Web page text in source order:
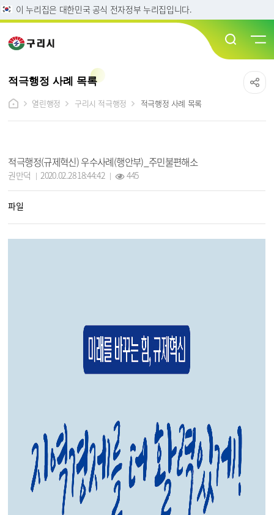
이 누리집은 대한민국 공식 전자정부 누리집입니다.
적극행정 사례 목록
열린행정
구리시 적극행정 적극행정 사례 목록
적극행정(규제혁신) 우수사례(행안부)_주민불편해소
권만덕 2020.02.28 18:44:42 445
파일